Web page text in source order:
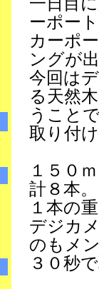
ーポー
カーポ
ングが
今回は
る天然
うこと
取り付
１５０
計８本。
１本の
デジカ
のもメ
３０秒